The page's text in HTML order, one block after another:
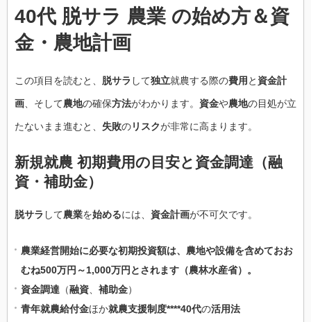
40代 脱サラ 農業 の始め方＆資
金・農地計画
この項目を読むと、 脱サラ して独立就農する際の費用 と 資金計
画 、そして農地の確保方法がわかります。 資金や農地の目処が立
たないまま進むと、 失敗のリスクが非常に高まります。
新規就農 初期費用の目安と資金調達（融
資・補助金）
脱サラ して農業を始めるには、 資金計画が不可欠です。
農業経営開始に必要な初期投資額は、農地や設備を含めておお
むね500万円～1,000万円とされます（農林水産省）。
資金調達 （融資 補助金）
青年就農給付金ほか就農支援制度****40代の活用法